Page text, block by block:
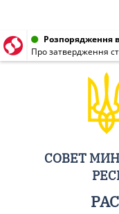
Розпорядження
СОВЕТ